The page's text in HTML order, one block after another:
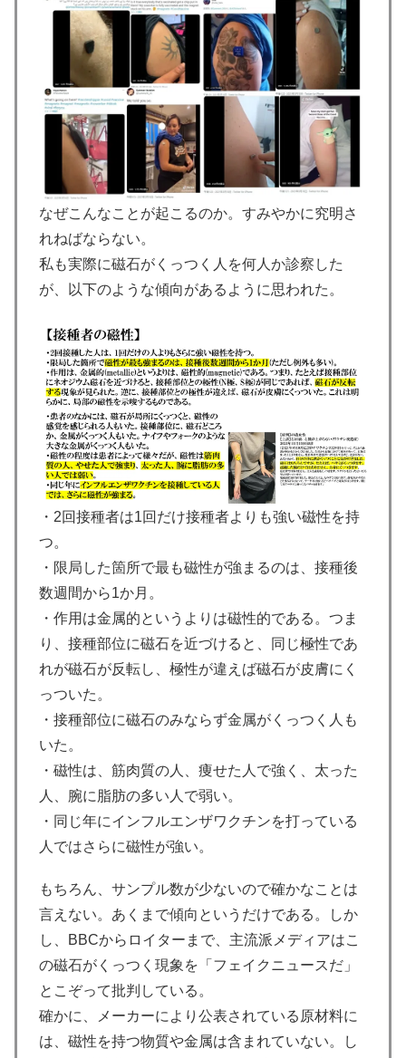
なぜこんなことが起こるのか。すみやかに究明さ
れねばならない。
私も実際に磁石がくっつく人を何人か診察した
が、以下のような傾向があるように思われた。
・2回接種者は1回だけ接種者よりも強い磁性を持
つ。
・限局した箇所で最も磁性が強まるのは、接種後
数週間から1か月。
・作用は金属的というよりは磁性的である。つま
り、接種部位に磁石を近づけると、同じ極性であ
れが磁石が反転し、極性が違えば磁石が皮膚にく
っついた。
・接種部位に磁石のみならず金属がくっつく人も
いた。
・磁性は、筋肉質の人、痩せた人で強く、太った
人、腕に脂肪の多い人で弱い。
・同じ年にインフルエンザワクチンを打っている
人ではさらに磁性が強い。
もちろん、サンプル数が少ないので確かなことは
言えない。あくまで傾向というだけである。しか
し、BBCからロイターまで、主流派メディアはこ
の磁石がくっつく現象を「フェイクニュースだ」
とこぞって批判している。
確かに、メーカーにより公表されている原材料に
は、磁性を持つ物質や金属は含まれていない。し